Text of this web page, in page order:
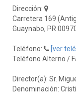
Dirección:
Carretera 169
Guaynabo, PR
Teléfono:
[ver
Teléfono Alterno /
Director(a): Sr.
Denominación: